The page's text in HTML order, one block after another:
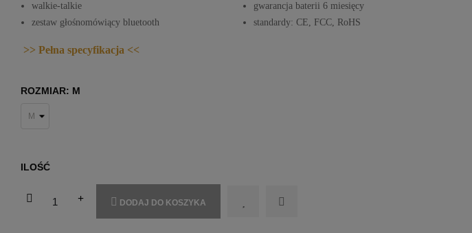
walkie-talkie
zestaw głośnomówiący bluetooth
>> Pełna specyfikacja <<
gwarancja baterii 6 miesięcy
standardy: CE, FCC, RoHS
ROZMIAR: M
ILOŚĆ
DODAJ DO KOSZYKA